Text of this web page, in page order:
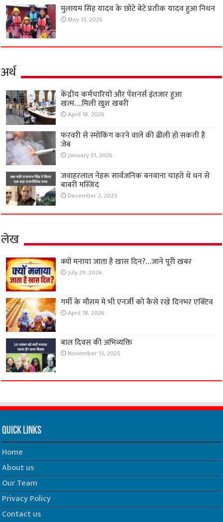
मुलायम सिंह यादव के छोटे बेटे प्रतीक यादव हुआ निधन
May 13, 2026
अर्थ
केंद्रीय कर्मचारियों और पेंशनर्स इंतजार हुआ
खत्म….मिली खुश खबरी
April 18, 2026
फरवरी से स्मोकिंग करने वाले की ढीली हो सकती है
जेब
January 31, 2026
जवाहरलाल नेहरू सार्वजनिक बनवाना चाहते थे धन से
बाबरी मस्जिद
December 2, 2025
लेख
क्यों मनाया जाता है खास दिन?…जाने पूरी खबर
July 29, 2026
गर्मी के मौसम मे भी एनर्जी को कैसे रखे दिनभर एक्टिव
April 18, 2026
बाल दिवस की अभिव्यक्ति
November 13, 2025
Quick Links
Home
About us
Our Team
Privacy Policy
Contact us